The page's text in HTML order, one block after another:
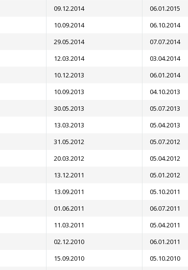
09.12.2014 06.01.2015
10.09.2014 06.10.2014
29.05.2014 07.07.2014
12.03.2014 03.04.2014
10.12.2013 06.01.2014
10.09.2013 04.10.2013
30.05.2013 05.07.2013
13.03.2013 05.04.2013
31.05.2012 05.07.2012
20.03.2012 05.04.2012
13.12.2011 05.01.2012
13.09.2011 05.10.2011
01.06.2011 06.07.2011
11.03.2011 05.04.2011
02.12.2010 06.01.2011
15.09.2010 05.10.2010